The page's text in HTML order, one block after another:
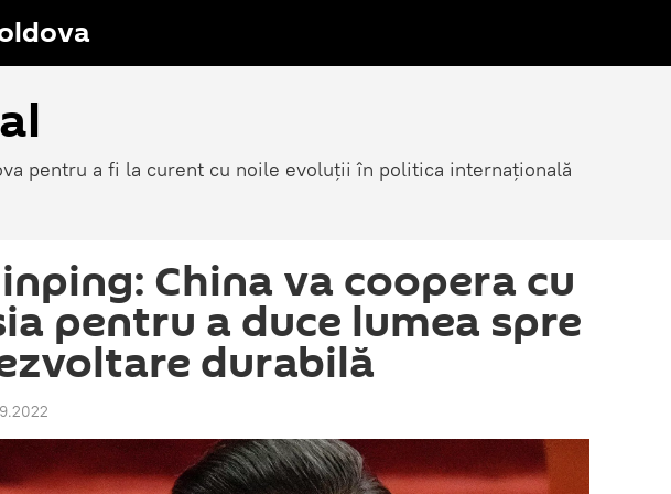
pentru a fi la curent cu noile evoluții în politica internațională
China va coopera cu
pentru a duce lumea spre
durabilă